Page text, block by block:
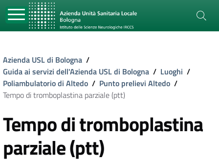
Azienda USL di Bologna /
Guida ai servizi dell'Azienda USL di Bologna / Luoghi /
Poliambulatorio di Altedo / Punto prelievi Altedo /
Tempo di tromboplastina parziale (ptt)
Tempo di tromboplastina
parziale (ptt)